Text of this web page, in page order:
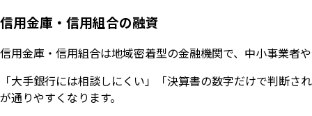
信用金庫・信用組合の融資
信用金庫・信用組合は地域密着型の金融機関で、中小事業者
「大手銀行には相談しにくい」「決算書の数字だけで判断
が通りやすくなります。